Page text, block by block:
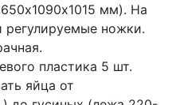
мм). На
ножки.
пластика 5 шт.
яйца от